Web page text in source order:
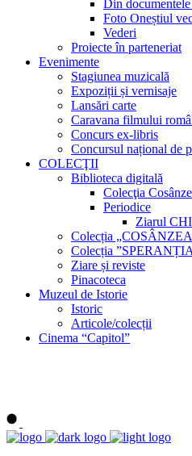
Din
Foto Oneștiul
Vederi
Proiecte în parteneriat
Evenimente
Stagiunea muzicală
Expoziții și vernisaje
Lansări carte
Caravana filmului
Concurs ex-libris
Concursul național de
COLECŢII
Biblioteca digitală
Colecţia
Periodice
Ziarul
Colecția
Colecția
Ziare și reviste
Pinacoteca
Muzeul de Istorie
Istoric
Articole/colecții
Cinema “Capitol”